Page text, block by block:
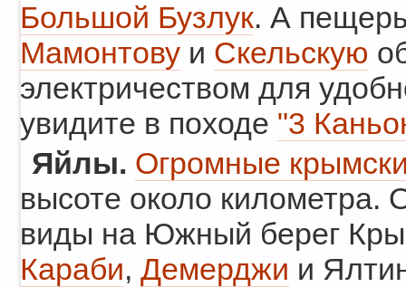
Большой Бузлук. А
Мамонтову и Скельскую
электричеством для
увидите в походе "3
Яйлы. Огромные
высоте около
виды на Южный берег
Караби, Демерджи и